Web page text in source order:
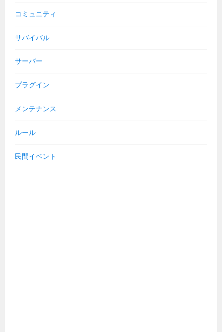
コミュニティ
サバイバル
サーバー
プラグイン
メンテナンス
ルール
民間イベント